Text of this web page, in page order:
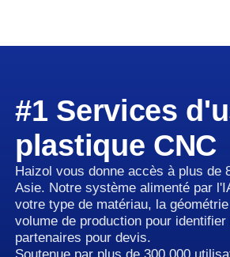
#1 Services
plastique CNC
Haizol vous donne accès à plus de
Asie. Notre système alimenté par
votre type de matériau, la
volume de production pour identifier
partenaires pour devis.
Soutenue par plus de 300 000